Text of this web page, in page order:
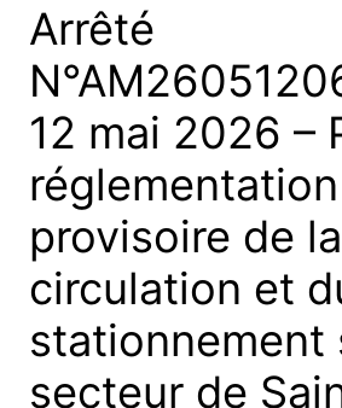
Arrêté
12 mai 2026 –
réglementation
provisoire de la
circulation et
stationnement
secteur de